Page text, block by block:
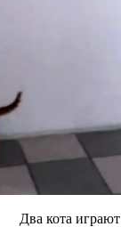
Два кота